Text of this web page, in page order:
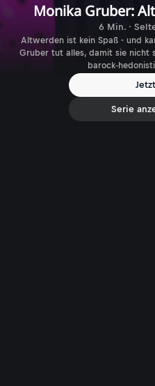
Monika Gruber:
6 Min. ·
Altwerden ist kein Spaß - und
Gruber tut alles, damit sie nicht
barock-
Serie